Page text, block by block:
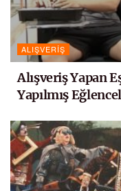
ALIŞVERIŞ
Alışveriş Yapan
Yapılmış